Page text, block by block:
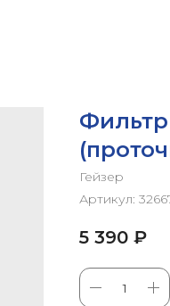
Фильтр
Гейзер
Артикул:
5 390 ₽